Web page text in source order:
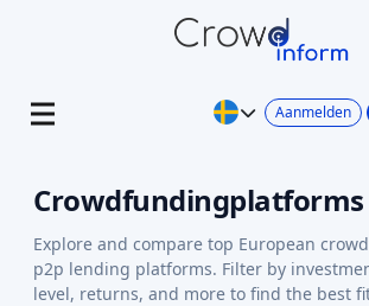
Aanmelden
Crowdfundingplatforms
Explore and compare top European
p2p lending platforms. Filter by
level, returns, and more to find the best